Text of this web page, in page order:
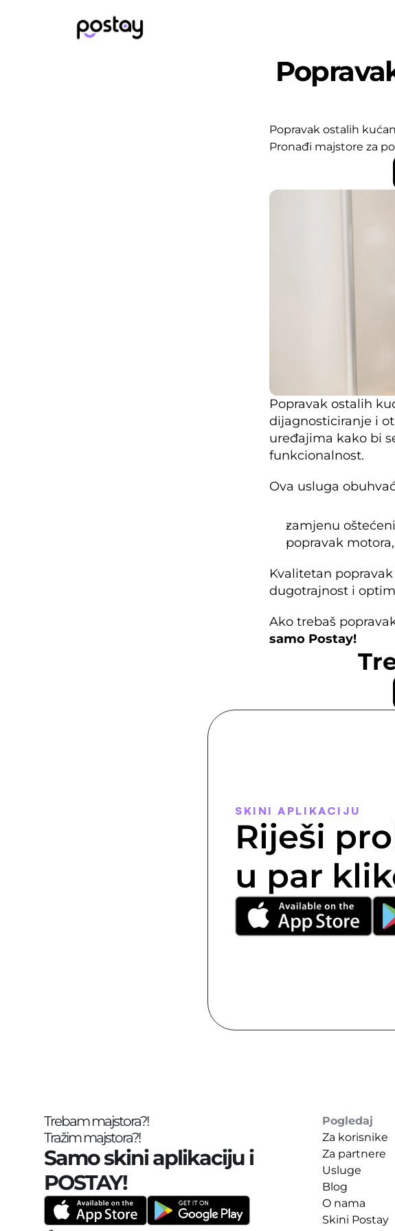
Popravak ostalih
Pronađi majstore za
Popravak ostalih
dijagnosticiranje i
uređajima kako bi
funkcionalnost.
Ova usluga
zamjenu
popravak
Kvalitetan
dugotrajnost i
samo Postay!
SKINI APLIKACIJU
Riješi
u par
Trebam majstora?!
Tražim majstora?!
Samo skini aplikaciju i
POSTAY!
Pogledaj
Za korisnike
Za partnere
Usluge
Blog
O nama
Skini Postay